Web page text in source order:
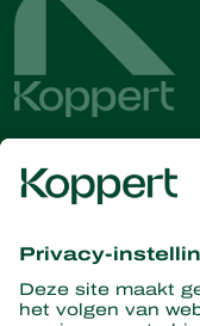
Ontvang
informatie